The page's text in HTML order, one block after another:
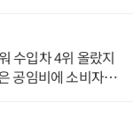
수입차 4위 올랐지
공임비에 소비자